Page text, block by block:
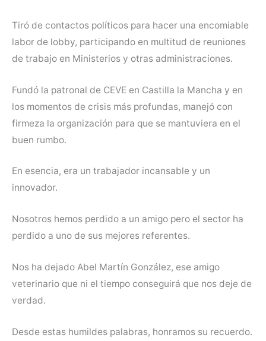
Tiró de contactos políticos para hacer una encomiable
labor de lobby, participando en multitud de reuniones
de trabajo en Ministerios y otras administraciones.
Fundó la patronal de CEVE en Castilla la Mancha y en
los momentos de crisis más profundas, manejó con
firmeza la organización para que se mantuviera en el
buen rumbo.
En esencia, era un trabajador incansable y un
innovador.
Nosotros hemos perdido a un amigo pero el sector ha
perdido a uno de sus mejores referentes.
Nos ha dejado Abel Martín González, ese amigo
veterinario que ni el tiempo conseguirá que nos deje de
verdad.
Desde estas humildes palabras, honramos su recuerdo.